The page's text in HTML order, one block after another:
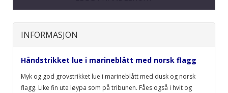
INFORMASJON
Håndstrikket lue i marineblått med norsk flagg
Myk og god grovstrikket lue i marineblått med dusk og norsk
flagg. Like fin ute løypa som på tribunen. Fåes også i hvit og